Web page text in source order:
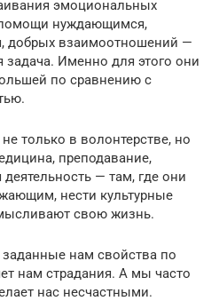
эмоциональных
нуждающимся,
добрых взаимоотношений —
задача. Именно для этого они
по сравнению с
только в волонтерстве, но
преподавание,
— там, где они
нести культурные
свою жизнь.
нам свойства по
нам страдания. А мы часто
нас несчастными.